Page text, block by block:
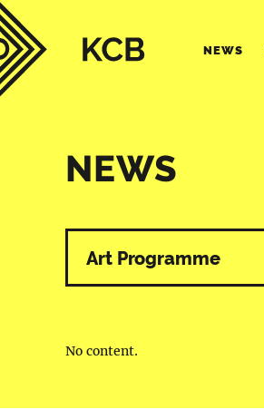
NEWS
NEWS
All programmes
Art Programme
No content.